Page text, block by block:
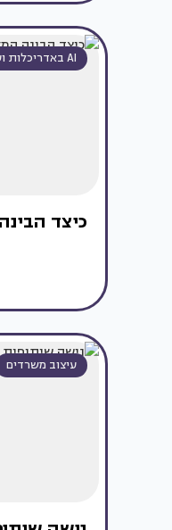
AI באדריכלות ועיצוב
כיצד
עיצוב משרדים